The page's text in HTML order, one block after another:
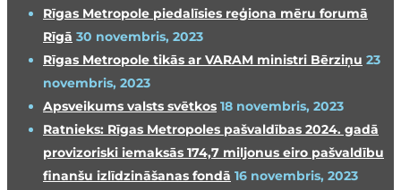
Rīgas Metropole piedalīsies reģiona mēru forumā
Rīgā 30 novembris, 2023
Rīgas Metropole tikās ar VARAM ministri Bērziņu 23
novembris, 2023
Apsveikums valsts svētkos 18 novembris, 2023
Ratnieks: Rīgas Metropoles pašvaldības 2024. gadā
provizoriski iemaksās 174,7 miljonus eiro pašvaldību
finanšu izlīdzināšanas fondā 16 novembris, 2023